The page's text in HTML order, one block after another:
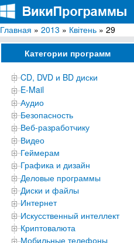
ВикиПрограммы
Энциклопедия бесплатных
Главная » 2013 » Квітень » 29
Категории программ
CD, DVD и BD диски
E-Mail
Аудио
Безопасность
Веб-разработчику
Видео
Геймерам
Графика и дизайн
Деловые программы
Диски и файлы
Интернет
Искусственный интеллект
Криптовалюта
Мобильные телефоны